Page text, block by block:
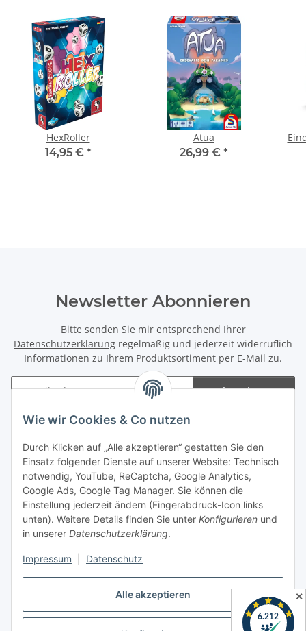
Alle akzeptieren
Wie wir Cookies & Co nutzen
Durch Klicken auf „Alle akzeptieren“ gestatten Sie den
Einsatz folgender Dienste auf unserer Website: Technisch
notwendig, YouTube, ReCaptcha, Google Analytics,
Google Ads, Google Tag Manager. Sie können die
Einstellung jederzeit ändern (Fingerabdruck-Icon links
unten). Weitere Details finden Sie unter Konfigurieren und
in unserer Datenschutzerklärung.
Impressum Datenschutz
HexRoller
14,95 € *
Atua
26,99 € *
Newsletter Abonnieren
Bitte senden Sie mir entsprechend Ihrer
Datenschutzerklärung regelmäßig und jederzeit widerruflich
Informationen zu Ihrem Produktsortiment per E-Mail zu.
Abonnieren
Newsletter Abonnieren
Informationen
Gesetzliche Informationen
Spieletreffs in Jülich & Umgebung
✕